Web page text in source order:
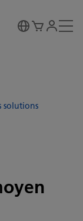
solutions